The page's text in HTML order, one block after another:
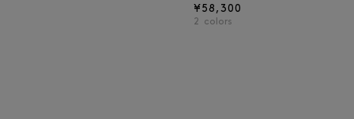
¥58,300
2 colors